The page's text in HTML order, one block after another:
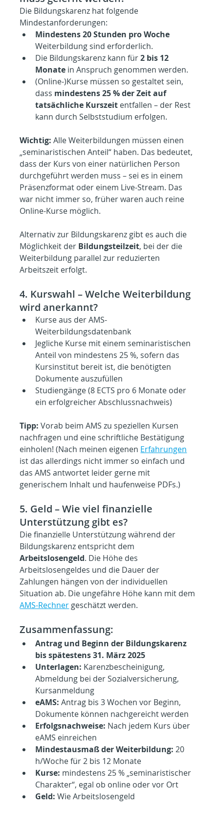
Die Bildungskarenz hat folgende
Mindestanforderungen:
Mindestens 20 Stunden pro Woche
Weiterbildung sind erforderlich.
Die Bildungskarenz kann für 2 bis 12
Monate in Anspruch genommen werden.
(Online‑)Kurse müssen so gestaltet sein,
dass mindestens 25 % der Zeit auf
tatsächliche Kurszeit entfallen – der Rest
kann durch Selbststudium erfolgen.
Wichtig: Alle Weiterbildungen müssen einen
„seminaristischen Anteil“ haben. Das bedeutet,
dass der Kurs von einer natürlichen Person
durchgeführt werden muss – sei es in einem
Präsenzformat oder einem Live-Stream. Das
war nicht immer so, früher waren auch reine
Online-Kurse möglich.
Alternativ zur Bildungskarenz gibt es auch die
Möglichkeit der Bildungsteilzeit, bei der die
Weiterbildung parallel zur reduzierten
Arbeitszeit erfolgt.
4. Kurswahl – Welche Weiterbildung
wird anerkannt?
Kurse aus der AMS-
Weiterbildungsdatenbank
Jegliche Kurse mit einem seminaristischen
Anteil von mindestens 25 %, sofern das
Kursinstitut bereit ist, die benötigten
Dokumente auszufüllen
Studiengänge (8 ECTS pro 6 Monate oder
ein erfolgreicher Abschlussnachweis)
Tipp: Vorab beim AMS zu speziellen Kursen
nachfragen und eine schriftliche Bestätigung
einholen! (Nach meinen eigenen Erfahrungen
ist das allerdings nicht immer so einfach und
das AMS antwortet leider gerne mit
generischem Inhalt und haufenweise PDFs.)
5. Geld – Wie viel finanzielle
Unterstützung gibt es?
Die finanzielle Unterstützung während der
Bildungskarenz entspricht dem
Arbeitslosengeld. Die Höhe des
Arbeitslosengeldes und die Dauer der
Zahlungen hängen von der individuellen
Situation ab. Die ungefähre Höhe kann mit dem
AMS-Rechner geschätzt werden.
Zusammenfassung:
Antrag und Beginn der Bildungskarenz
bis spätestens 31. März 2025
Unterlagen: Karenzbescheinigung,
Abmeldung bei der Sozialversicherung,
Kursanmeldung
eAMS: Antrag bis 3 Wochen vor Beginn,
Dokumente können nachgereicht werden
Erfolgsnachweise: Nach jedem Kurs über
eAMS einreichen
Mindestausmaß der Weiterbildung: 20
h/Woche für 2 bis 12 Monate
Kurse: mindestens 25 % „seminaristischer
Charakter“, egal ob online oder vor Ort
Geld: Wie Arbeitslosengeld